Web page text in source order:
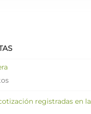
registradas en la